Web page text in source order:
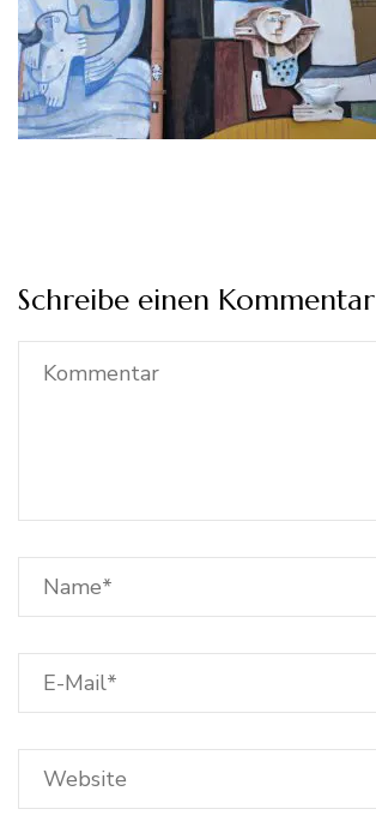
Schreibe einen Kommentar